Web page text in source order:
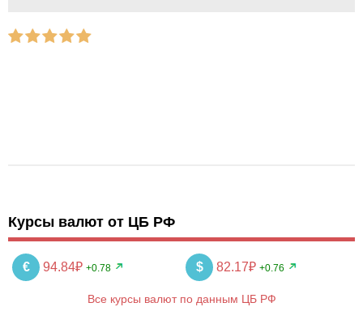
Курсы валют от ЦБ РФ
€ 94.84₽ +0.78 $ 82.17₽ +0.76
Все курсы валют по данным ЦБ РФ